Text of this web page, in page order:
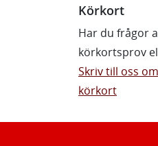
Körkort
Har du frågor
körkortsprov
Skriv till oss
körkort